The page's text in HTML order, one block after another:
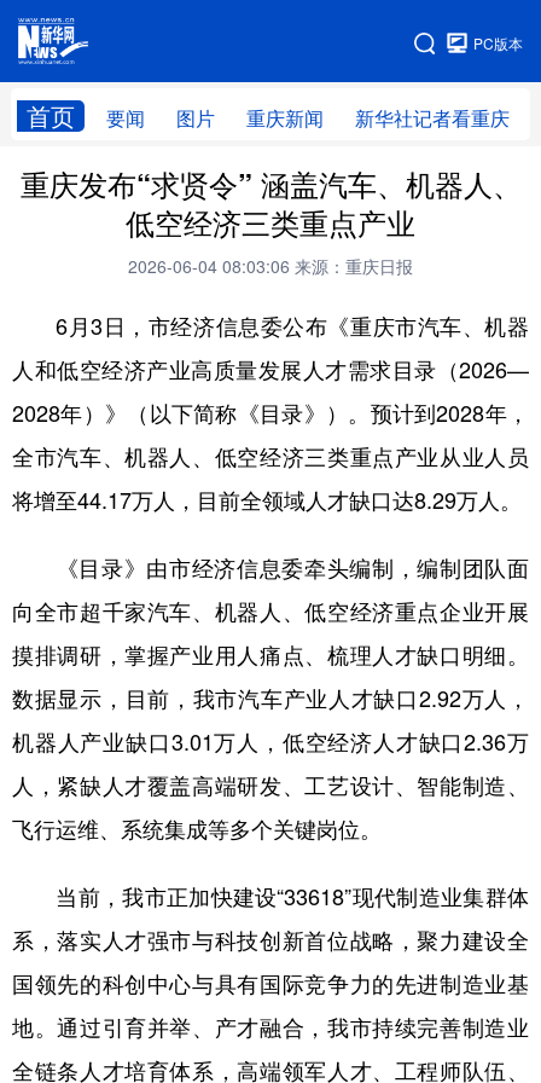
PC版本
首页 要闻 图片 重庆新闻 新华社记者看重庆
网站地图
重庆发布“求贤令” 涵盖汽车、机器人、
低空经济三类重点产业
2026-06-04 08:03:06 来源：重庆日报
6月3日，市经济信息委公布《重庆市汽车、机器
人和低空经济产业高质量发展人才需求目录（2026—
2028年）》（以下简称《目录》）。预计到2028年，
全市汽车、机器人、低空经济三类重点产业从业人员
将增至44.17万人，目前全领域人才缺口达8.29万人。
《目录》由市经济信息委牵头编制，编制团队面
向全市超千家汽车、机器人、低空经济重点企业开展
摸排调研，掌握产业用人痛点、梳理人才缺口明细。
数据显示，目前，我市汽车产业人才缺口2.92万人，
机器人产业缺口3.01万人，低空经济人才缺口2.36万
人，紧缺人才覆盖高端研发、工艺设计、智能制造、
飞行运维、系统集成等多个关键岗位。
当前，我市正加快建设“33618”现代制造业集群体
系，落实人才强市与科技创新首位战略，聚力建设全
国领先的科创中心与具有国际竞争力的先进制造业基
地。通过引育并举、产才融合，我市持续完善制造业
全链条人才培育体系，高端领军人才、工程师队伍、